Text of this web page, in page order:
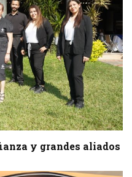
y grandes aliados